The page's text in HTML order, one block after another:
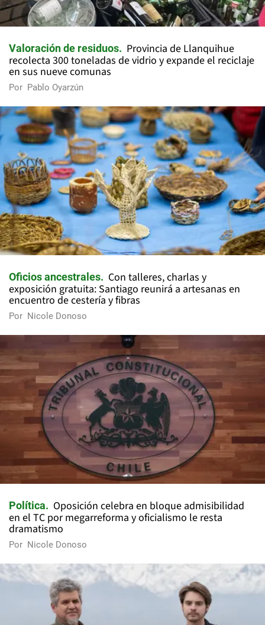
Valoración de residuos
Provincia de Llanquihue
recolecta 300 toneladas de vidrio y expande el reciclaje
en sus nueve comunas
Por Pablo Oyarzún
Oficios ancestrales
Con talleres, charlas y
exposición gratuita: Santiago reunirá a artesanas en
encuentro de cestería y fibras
Por Nicole Donoso
Política
Oposición celebra en bloque admisibilidad
en el TC por megarreforma y oficialismo le resta
dramatismo
Por Nicole Donoso